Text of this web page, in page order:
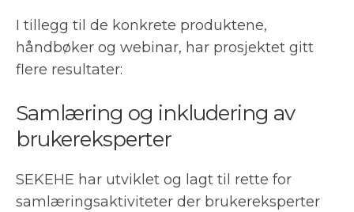
I tillegg til de konkrete produktene,
håndbøker og webinar, har prosjektet gitt
flere resultater:
Samlæring og inkludering av
brukereksperter
SEKEHE har utviklet og lagt til rette for
samlæringsaktiviteter der brukereksperter